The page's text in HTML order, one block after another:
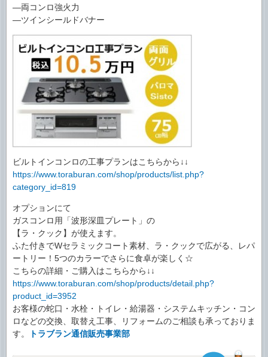
―両コンロ強火力
―ツインシールドバナー
ビルトインコンロの工事プランはこちらから↓↓
https://www.toraburan.com/shop/products/list.php?
category_id=819
オプションにて
ガスコンロ用「波形深皿プレート」の
【ラ・クック】が使えます。
ふた付きでWセラミックコート素材、ラ・クックで広がる、レパ
ートリー！5つのカラーでさらに食卓が楽しく☆
こちらの詳細・ご購入はこちらから↓↓
https://www.toraburan.com/shop/products/detail.php?
product_id=3952
お客様の蛇口・水栓・トイレ・給湯器・システムキッチン・コン
ロなどの交換、取替え工事、リフォームのご相談も承っておりま
す。
トラブラン通信販売事業部